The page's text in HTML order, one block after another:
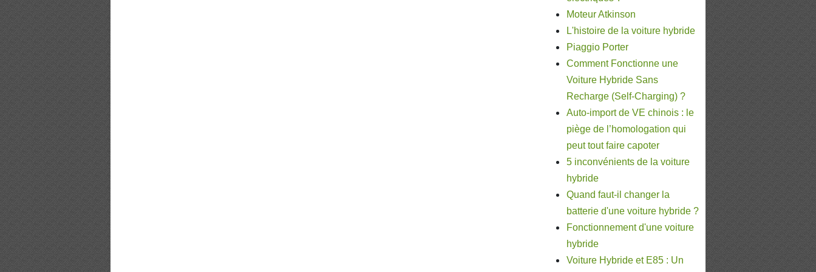
Moteur Atkinson
L'histoire de la voiture hybride
Piaggio Porter
Comment Fonctionne une
Voiture Hybride Sans
Recharge (Self-Charging) ?
Auto-import de VE chinois : le
piège de l’homologation qui
peut tout faire capoter
5 inconvénients de la voiture
hybride
Quand faut-il changer la
batterie d'une voiture hybride ?
Fonctionnement d'une voiture
hybride
Voiture Hybride et E85 : Un